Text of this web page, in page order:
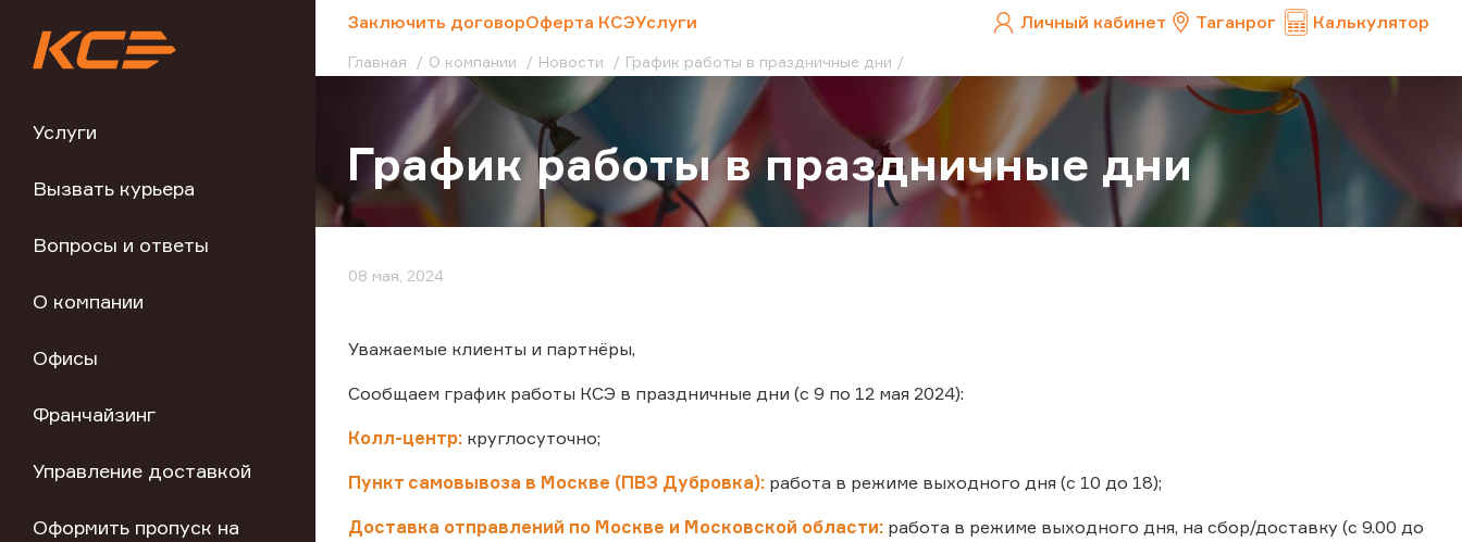
Услуги
Вызвать курьера
Вопросы и ответы
О компании
Офисы
Франчайзинг
Управление доставкой
Оформить пропуск на
Заключить договорОферта КСЭУслуги Личный кабинет Таганрог Калькулятор
Главная О компании Новости График работы в праздничные дни
График работы в праздничные дни
08 мая, 2024
Уважаемые клиенты и партнёры,
Сообщаем график работы КСЭ в праздничные дни (с 9 по 12 мая 2024):
Колл-центр: круглосуточно;
Пункт самовывоза в Москве (ПВЗ Дубровка): работа в режиме выходного дня (с 10 до 18);
Доставка отправлений по Москве и Московской области: работа в режиме выходного дня, на сбор/доставку (с 9.00 до